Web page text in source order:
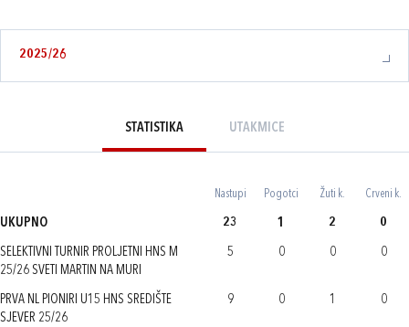
2025/26
STATISTIKA UTAKMICE
Nastupi Pogotci Žuti k. Crveni k.
UKUPNO 23 1 2 0
SELEKTIVNI TURNIR PROLJETNI HNS M
25/26 SVETI MARTIN NA MURI
5 0 0 0
PRVA NL PIONIRI U15 HNS SREDIŠTE
SJEVER 25/26
9 0 1 0